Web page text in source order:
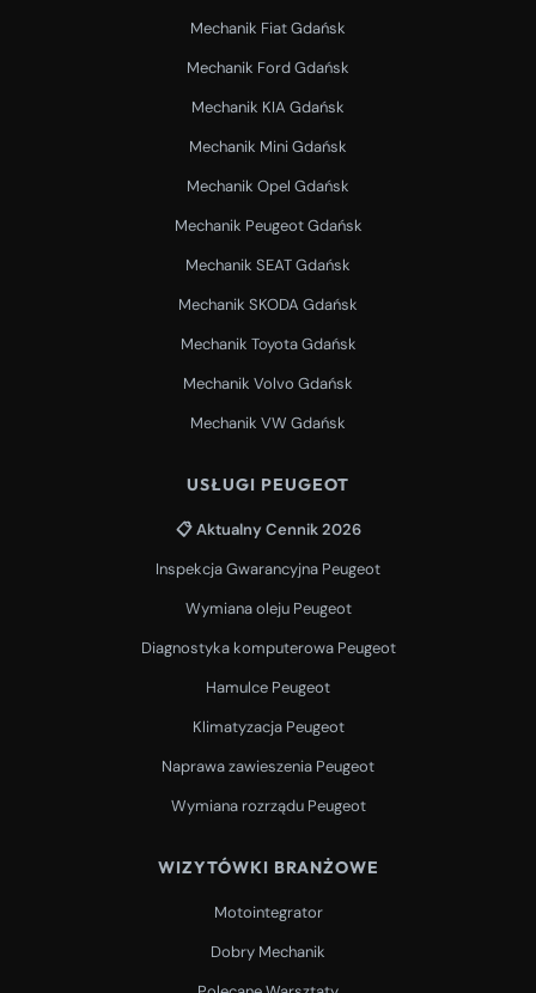
Mechanik Fiat Gdańsk
Mechanik Ford Gdańsk
Mechanik KIA Gdańsk
Mechanik Mini Gdańsk
Mechanik Opel Gdańsk
Mechanik Peugeot Gdańsk
Mechanik SEAT Gdańsk
Mechanik SKODA Gdańsk
Mechanik Toyota Gdańsk
Mechanik Volvo Gdańsk
Mechanik VW Gdańsk
USŁUGI PEUGEOT
📋 Aktualny Cennik 2026
Inspekcja Gwarancyjna Peugeot
Wymiana oleju Peugeot
Diagnostyka komputerowa Peugeot
Hamulce Peugeot
Klimatyzacja Peugeot
Naprawa zawieszenia Peugeot
Wymiana rozrządu Peugeot
WIZYTÓWKI BRANŻOWE
Motointegrator
Dobry Mechanik